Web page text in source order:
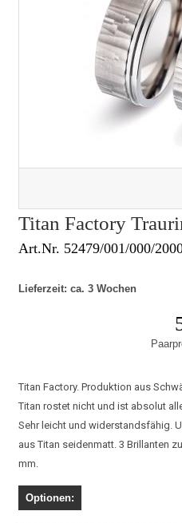
Titan Factory
Art.Nr. 52479/001/000/
Lieferzeit: ca. 3 Wochen
Titan Factory. Produktion aus
Titan rostet nicht und ist absolut
Sehr leicht und widerstandsfähig.
aus Titan seidenmatt. 3 Brillanten
mm.
Optionen: